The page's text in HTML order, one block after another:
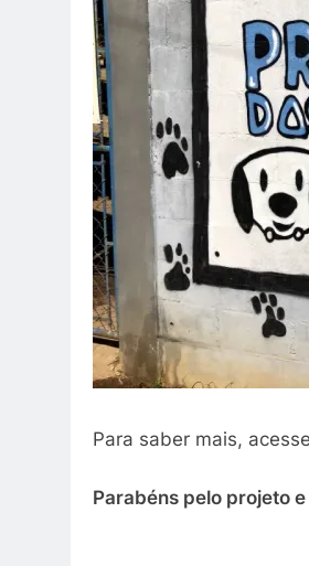
Para saber mais, acesse
Parabéns pelo projeto